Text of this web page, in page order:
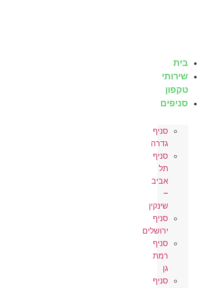
בית
שירותי
טקפון
סניפים
סניף
גדרה
סניף
תל
אביב
–
שינקין
סניף
ירושלים
סניף
רמת
גן
סניף